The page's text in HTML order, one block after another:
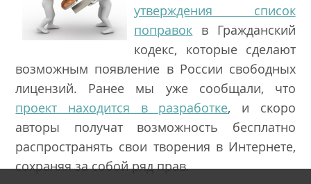
утверждения список
поправок в Гражданский
кодекс, которые сделают
возможным появление в России свободных
лицензий. Ранее мы уже сообщали, что
проект находится в разработке, и скоро
авторы получат возможность бесплатно
распространять свои творения в Интернете,
сохраняя за собой ряд прав.